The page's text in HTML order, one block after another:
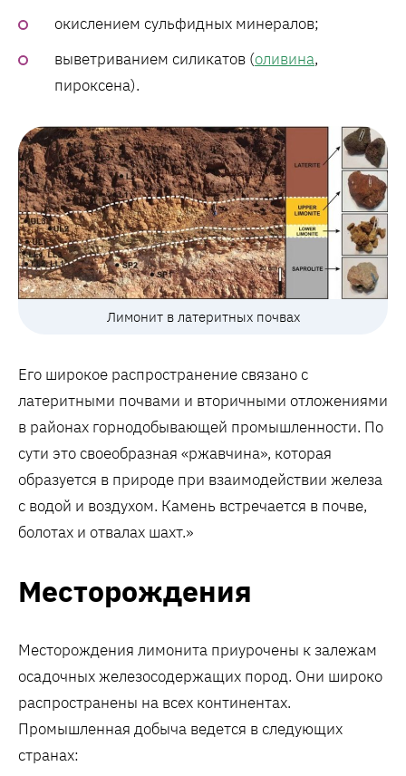
окислением сульфидных минералов;
выветриванием силикатов (оливина,
пироксена).
Лимонит в латеритных почвах
Его широкое распространение связано с
латеритными почвами и вторичными отложениями
в районах горнодобывающей промышленности. По
сути это своеобразная «ржавчина», которая
образуется в природе при взаимодействии железа
с водой и воздухом. Камень встречается в почве,
болотах и отвалах шахт.»
Месторождения
Месторождения лимонита приурочены к залежам
осадочных железосодержащих пород. Они широко
распространены на всех континентах.
Промышленная добыча ведется в следующих
странах: